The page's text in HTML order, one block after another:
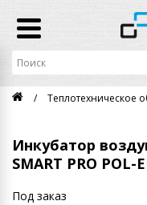
Теплотехническое
Инкубатор
SMART PRO POL-
Под заказ